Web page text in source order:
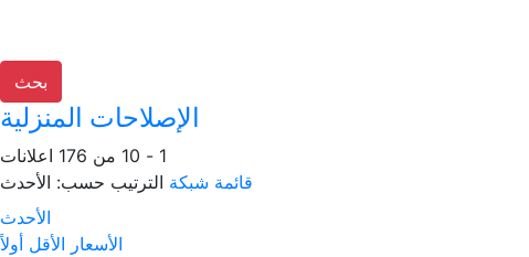
بحث
الإصلاحات المنزلية
1 - 10 من 176 اعلانات
قائمة شبكة الترتيب حسب: الأحدث
الأحدث
الأسعار الأقل أولاً